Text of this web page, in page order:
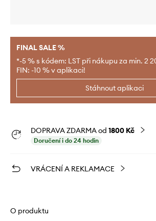
FINAL SALE %
*-5 % s kódem: LST při nákupu za min. 2
FIN: -10 % v aplikaci!
Stáhnout aplikaci
DOPRAVA ZDARMA od 1800 Kč
Doručení i do 24 hodin
VRÁCENÍ A REKLAMACE
O produktu